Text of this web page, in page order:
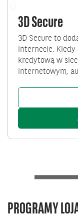
3D Secure
3D Secure to
internecie. Kiedy
kredytową w
internetowym,
PROGRAMY